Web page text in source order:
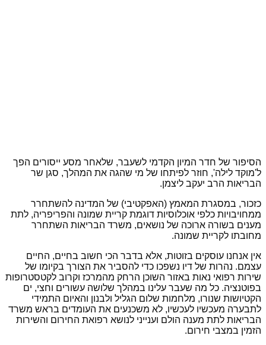
הסיפור של חדר המיון הקדמי לשעבר, שלאחר מסע ייסורים הפך
ל'מוקד לילה', חוזר לפיתחו של מי שהגה את המהלך, סגן שר
הבריאות הרב יעקב ליצמן.
כזכור, במסגרת המאמץ (האפקטיבי) של המדינה להשתחרר
ממחויבויות כלפי אוכלוסיות דוגמת קריית שמונה והפריפריה, לתת
מענים בשורה ארוכה של נושאים, משרד הבריאות השתחרר
מחובתו לקריית שמונה.
אין אנחנו עוסקים בזוטות, אלא בדבר הכי חשוב בחיים, החיים
עצמם. נהרות של דיו נשפכו כדי להסביר את הצורך בקיומו של
שירות רפואי נאות באזור השוכן הרחק מהמרכז וקרוב לקטסטרופות
בפוטנציה. כל מה שעבר עלינו במהלך שלושה עשורים וחצי, ים
הקטיושות שנורו, מלחמות שלום הגליל ולבנון והאיום התמידי
לתבערה מעכשיו לעכשיו, לא משכנעים את העומדים בראש משרד
הבריאות לתת מענה הולם וענייני לנושא רפואת החירום והשירות
הזמין במצבי חירום.